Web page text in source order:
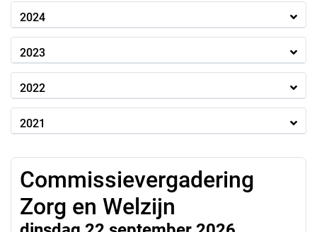
2024
2023
2022
2021
Commissievergadering
Zorg en Welzijn